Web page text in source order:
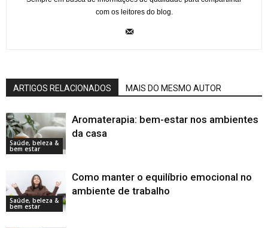
com os leitores do blog.
ARTIGOS RELACIONADOS MAIS DO MESMO AUTOR
Saúde, beleza &
bem estar
Aromaterapia: bem-estar nos ambientes
da casa
Saúde, beleza &
bem estar
Como manter o equilíbrio emocional no
ambiente de trabalho